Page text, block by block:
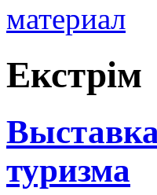
Екстрім
туризма